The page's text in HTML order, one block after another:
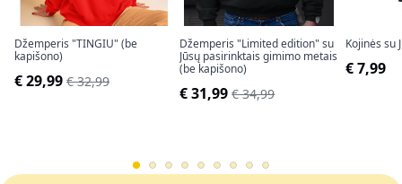
Džemperis "TINGIU" (be
kapišono)
€ 29,99 € 32,99
Džemperis "Limited edition" su
Jūsų pasirinktais gimimo metais
(be kapišono)
€ 31,99 € 34,99
Kojinės su
€ 7,99